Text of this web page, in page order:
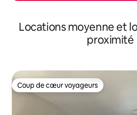
Locations moyenne et
proximité
Coup de cœur voyageurs
Coup de cœur voyageurs